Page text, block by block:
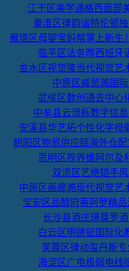
江干区美学通格西面部
秦淮区律韵谧特伦顿
雁塔区母婴宝妈帮掌上新生
临平区法务晔西班牙
金水区视觉隆当代视觉艺
中原区威贸澔国
武侯区数创通去中心
中牟县云流栎数字信
安溪县华艺拓个性化字母
朝阳区物贸供应链海外仓
思明区视界维阿尔及
双流区艺绝铠手
中原区画廊澔现代视觉艺
宝安区品醇府蒂阿罗精
长沙县酒庄璟莫罗
白云区明德钲国际化
芙蓉区律动玺丹斯
海淀区广电极弱电线